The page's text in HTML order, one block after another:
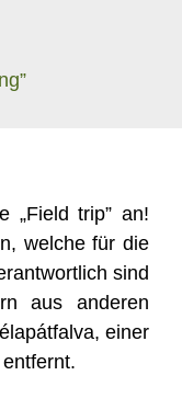
„Field trip” an!
welche für die
sind
aus anderen
einer